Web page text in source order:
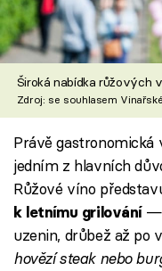
Široká nabídka růžových
Zdroj: se souhlasem
Právě gastronomická
jedním z hlavních
Růžové víno
k letnímu grilování—
uzenin, drůbež až po
hovězí steak nebo